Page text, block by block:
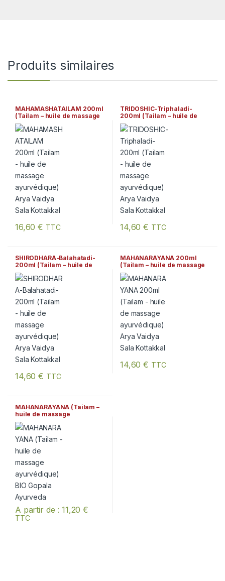
Produits similaires
MAHAMASHATAILAM 200ml
(Tailam – huile de massage
ayurvédique) Arya Vaidya
Sala Kottakkal
16,60€ TTC
TRIDOSHIC-Triphaladi-
200ml (Tailam – huile de
massage ayurvédique) Arya
Vaidya Sala Kottakkal
14,60€ TTC
SHIRODHARA-Balahatadi-
200ml (Tailam – huile de
massage ayurvédique) Arya
Vaidya Sala Kottakkal
14,60€ TTC
MAHANARAYANA 200ml
(Tailam – huile de massage
ayurvédique) Arya Vaidya
Sala Kottakkal
14,60€ TTC
MAHANARAYANA (Tailam –
huile de massage
ayurvédique) BIO Gopala
Ayurveda
A partir de :11,20€
TTC
Ce produit a plusieurs variations. Les options peuvent être